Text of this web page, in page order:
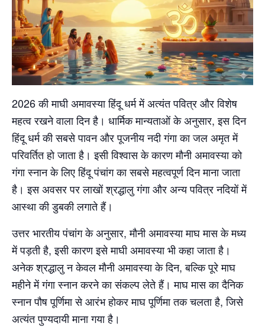
2026 की माघी अमावस्या हिंदू धर्म में अत्यंत पवित्र और विशेष
महत्व रखने वाला दिन है। धार्मिक मान्यताओं के अनुसार, इस दिन
हिंदू धर्म की सबसे पावन और पूजनीय नदी गंगा का जल अमृत में
परिवर्तित हो जाता है। इसी विश्वास के कारण मौनी अमावस्या को
गंगा स्नान के लिए हिंदू पंचांग का सबसे महत्वपूर्ण दिन माना जाता
है। इस अवसर पर लाखों श्रद्धालु गंगा और अन्य पवित्र नदियों में
आस्था की डुबकी लगाते हैं।
उत्तर भारतीय पंचांग के अनुसार, मौनी अमावस्या माघ मास के मध्य
में पड़ती है, इसी कारण इसे माघी अमावस्या भी कहा जाता है।
अनेक श्रद्धालु न केवल मौनी अमावस्या के दिन, बल्कि पूरे माघ
महीने में गंगा स्नान करने का संकल्प लेते हैं। माघ मास का दैनिक
स्नान पौष पूर्णिमा से आरंभ होकर माघ पूर्णिमा तक चलता है, जिसे
अत्यंत पुण्यदायी माना गया है।